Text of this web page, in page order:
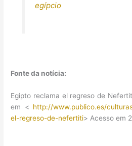
egípcio
Fonte da notícia:
Egipto reclama el regreso de
em < http://www.publico.es/
el-regreso-de-nefertiti> Acesso em